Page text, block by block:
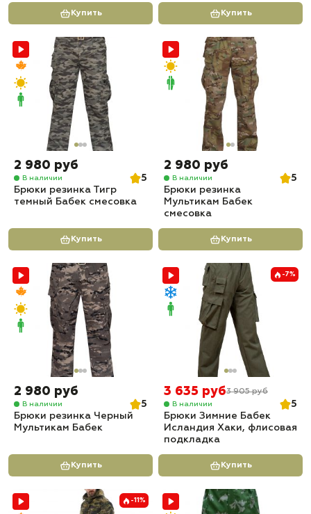
Купить Купить
2 980 руб
В наличии
5
Брюки резинка Тигр
темный Бабек смесовка
Купить
2 980 руб
В наличии
5
Брюки резинка
Мультикам Бабек
смесовка
Купить
2 980 руб
В наличии
5
Брюки резинка Черный
Мультикам Бабек
Купить
-7%
3 635 руб3 905 руб
В наличии
5
Брюки Зимние Бабек
Исландия Хаки, флисовая
подкладка
Купить
-11%